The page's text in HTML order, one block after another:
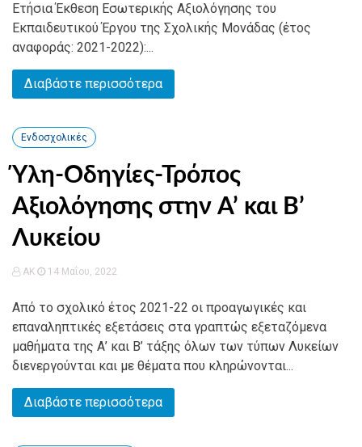
Ετήσια Έκθεση Εσωτερικής Αξιολόγησης του
Εκπαιδευτικού Έργου της Σχολικής Μονάδας (έτος
αναφοράς: 2021-2022):...
Διαβάστε περισσότερα
Ενδοσχολικές
Ύλη-Οδηγίες-Τρόπος
Αξιολόγησης στην Α’ και Β’
Λυκείου
AK 14 Μαΐου, 2022
Από το σχολικό έτος 2021-22 οι προαγωγικές και
επαναληπτικές εξετάσεις στα γραπτώς εξεταζόμενα
μαθήματα της Α’ και Β’ τάξης όλων των τύπων Λυκείων
διενεργούνται και με θέματα που κληρώνονται...
Διαβάστε περισσότερα